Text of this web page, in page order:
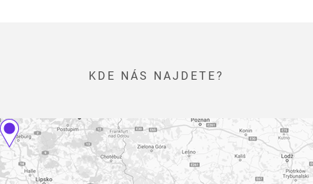
KDE NÁS NAJDETE?